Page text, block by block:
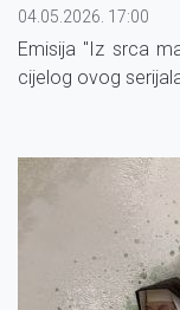
04.05.2026. 17:00
Emisija "Iz srca
cijelog ovog